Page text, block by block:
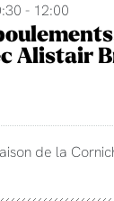
- 12:00
Alistair
de la